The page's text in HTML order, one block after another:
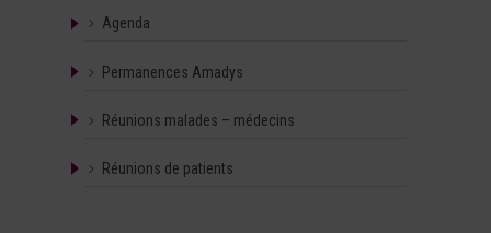
Agenda
Permanences Amadys
Réunions malades – médecins
Réunions de patients